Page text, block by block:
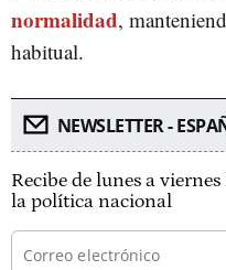
normalidad,
habitual.
NEWSLETTER -
Recibe de lunes a
la política nacional